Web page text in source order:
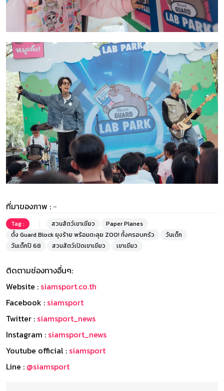
ที่มาของภาพ : -
Tag : สวนสัตว์เขาเขียว
Paper Planes
ตั้ง Guard Block ยุงร้าย พร้อมตะลุย ZOO! ทั้งครอบครัว
วันเด็ก
วันเด็กปี 68
สวนสัตว์เปิดเขาเขียว เขาเขียว
ติดตามช่องทางอื่นๆ:
Website : siamsport.co.th
Facebook : siamsport
Twitter : siamsport_news
Instagram : siamsport_news
Youtube official : siamsport
Line : @siamsport